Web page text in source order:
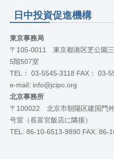
日中投資促進機構
東京事務局
〒105-0011 東京都港区芝公園
5階507室
TEL： 03-5545-3118 FAX： 03-
e-mail: info@jcipo.org
北京事務所
〒100022 北京市朝陽区建国門
号室（長富宮飯店に隣接）
TEL: 86-10-6513-9890 FAX: 86-